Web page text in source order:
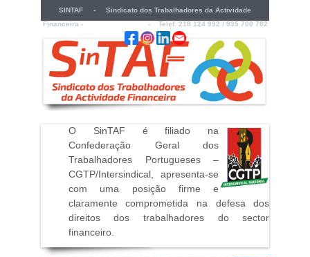
SINTAF - Sindicato dos Trabalhadores da Actividade
Financeira -
- Telef. 218 124 992 / 935 700 782
O SinTAF é filiado na
Confederação Geral dos
Trabalhadores Portugueses –
CGTP/Intersindical, apresenta-se
com uma posição firme e
claramente comprometida na defesa dos
direitos dos trabalhadores do sector
financeiro.